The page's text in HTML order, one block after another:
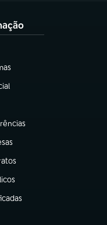
aba)
aba)
aba)